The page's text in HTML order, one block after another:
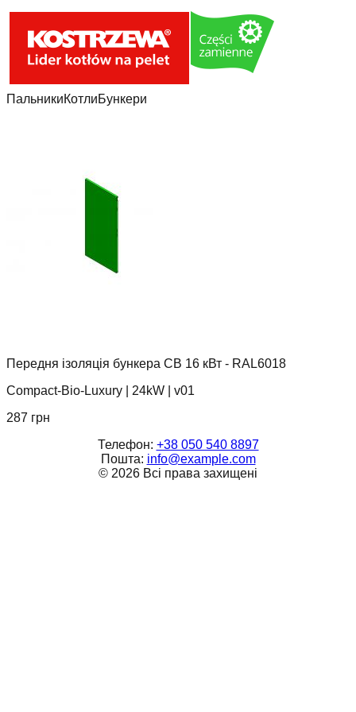
ПальникиКотлиБункери
Передня ізоляція бункера CB 16 кВт - RAL6018
Compact-Bio-Luxury
24kW
v01
287 грн
Телефон: +38 050 540 8897
Пошта: info@example.com
© 2026 Всі права захищені